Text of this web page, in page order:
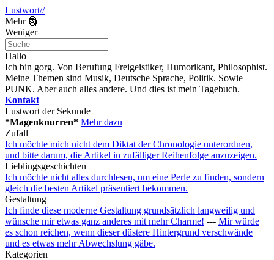
Lustwort//
Mehr 🗿
Weniger
Hallo
Ich bin gorg. Von Berufung Freigeistiker, Humorikant, Philosophist.
Meine Themen sind Musik, Deutsche Sprache, Politik. Sowie
PUNK. Aber auch alles andere. Und dies ist mein Tagebuch.
Kontakt
Lustwort der Sekunde
*Magenknurren* Mehr dazu
Zufall
Ich möchte mich nicht dem Diktat der Chronologie unterordnen,
und bitte darum, die Artikel in zufälliger Reihenfolge anzuzeigen.
Lieblingsgeschichten
Ich möchte nicht alles durchlesen, um eine Perle zu finden, sondern
gleich die besten Artikel präsentiert bekommen.
Gestaltung
Ich finde diese moderne Gestaltung grundsätzlich langweilig und
wünsche mir etwas ganz anderes mit mehr Charme! --- Mir würde
es schon reichen, wenn dieser düstere Hintergrund verschwände
und es etwas mehr Abwechslung gäbe.
Kategorien